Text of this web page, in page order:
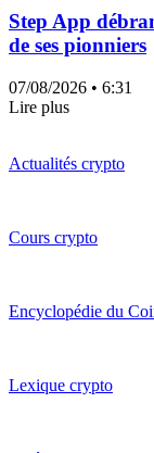
Step App
de ses pionniers
07/08/2026 • 6:31
Lire plus
Actualités crypto
Cours crypto
Encyclopédie du
Lexique crypto